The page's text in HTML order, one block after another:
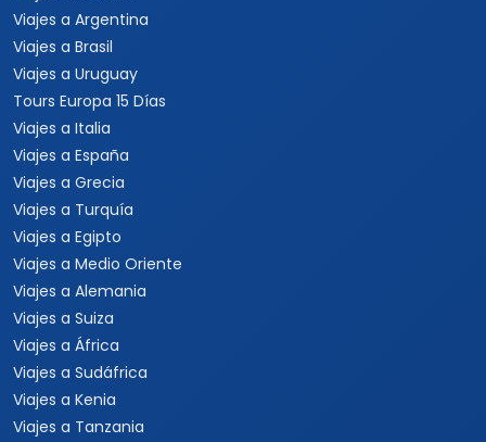
Viajes a Argentina
Viajes a Brasil
Viajes a Uruguay
Tours Europa 15 Días
Viajes a Italia
Viajes a España
Viajes a Grecia
Viajes a Turquía
Viajes a Egipto
Viajes a Medio Oriente
Viajes a Alemania
Viajes a Suiza
Viajes a África
Viajes a Sudáfrica
Viajes a Kenia
Viajes a Tanzania